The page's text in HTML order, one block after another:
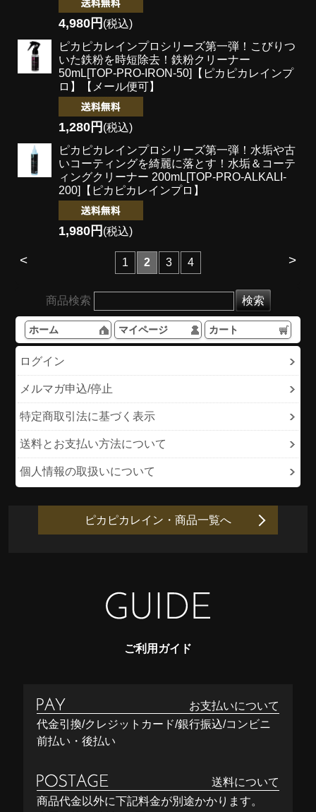
4,980円 (税込)
ピカピカレインプロシリーズ第一弾！こびりつ
いた鉄粉を時短除去！ 鉄粉クリーナー
50mL[TOP-PRO-IRON-50]【ピカピカレインプ
ロ】【メール便可】
1,280円 (税込)
ピカピカレインプロシリーズ第一弾！水垢や古
いコーティングを綺麗に落とす！ 水垢＆コーテ
ィングクリーナー 200mL[TOP-PRO-ALKALI-
200]【ピカピカレインプロ】
1,980円 (税込)
< >
1 2 3 4
商品検索
ホーム マイページ カート
ログイン
メルマガ申込/停止
特定商取引法に基づく表示
送料とお支払い方法について
個人情報の取扱いについて
ピカピカレイン・商品一覧へ
ご利用ガイド
お支払いについて
代金引換/クレジットカード/銀行振込/コンビニ
前払い・後払い
送料について
商品代金以外に下記料金が別途かかります。